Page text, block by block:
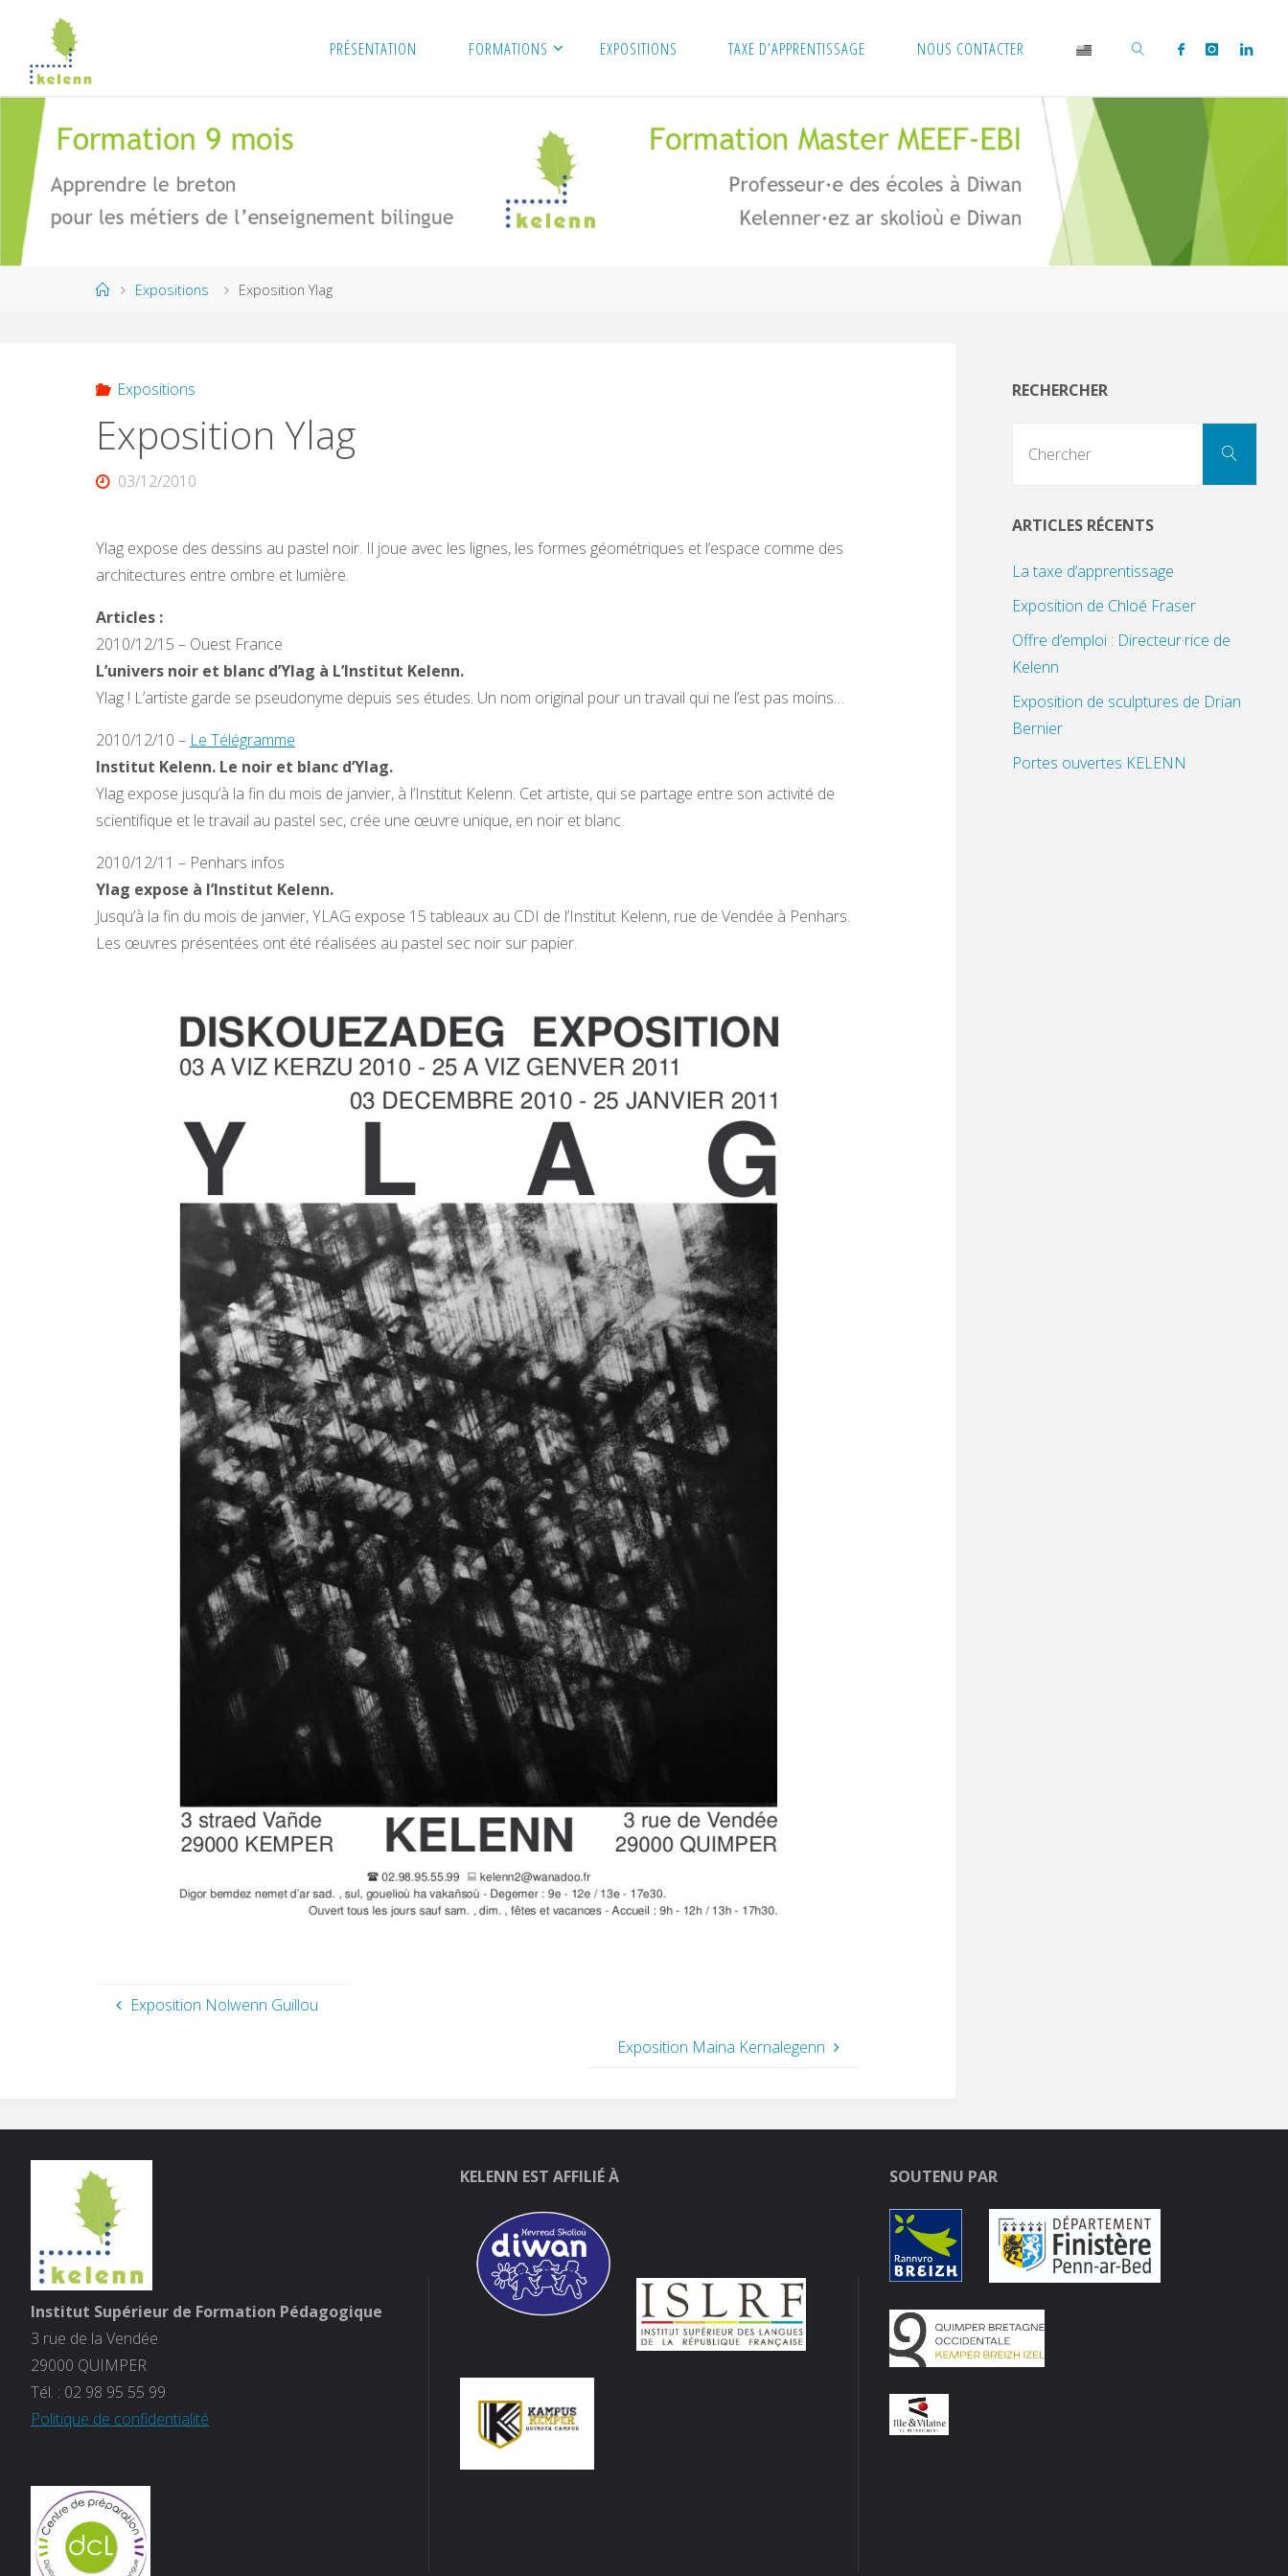
content
PRÉSENTATION FORMATIONS EXPOSITIONS TAXE D’APPRENTISSAGE NOUS CONTACTER
HomeExpositions Exposition Ylag
Expositions
Exposition Ylag
03/12/2010
Ylag expose des dessins au pastel noir. Il joue avec les lignes, les formes géométriques et l’espace comme des
architectures entre ombre et lumière.
Articles :
2010/12/15 – Ouest France
L’univers noir et blanc d’Ylag à L’Institut Kelenn.
Ylag ! L’artiste garde se pseudonyme depuis ses études. Un nom original pour un travail qui ne l’est pas moins…
2010/12/10 – Le Télégramme
Institut Kelenn. Le noir et blanc d’Ylag.
Ylag expose jusqu’à la fin du mois de janvier, à l’Institut Kelenn. Cet artiste, qui se partage entre son activité de
scientifique et le travail au pastel sec, crée une œuvre unique, en noir et blanc.
2010/12/11 – Penhars infos
Ylag expose à l’Institut Kelenn.
Jusqu’à la fin du mois de janvier, YLAG expose 15 tableaux au CDI de l’Institut Kelenn, rue de Vendée à Penhars.
Les œuvres présentées ont été réalisées au pastel sec noir sur papier.
Exposition Nolwenn Guillou
Exposition Maina Kernalegenn
RECHERCHER
Chercher
ARTICLES RÉCENTS
La taxe d’apprentissage
Exposition de Chloé Fraser
Offre d’emploi : Directeur·rice de
Kelenn
Exposition de sculptures de Drian
Bernier
Portes ouvertes KELENN
Institut Supérieur de Formation Pédagogique
3 rue de la Vendée
29000 QUIMPER
Tél. : 02 98 95 55 99
Politique de confidentialité
KELENN EST AFFILIÉ À SOUTENU PAR